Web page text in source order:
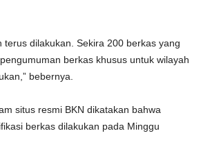
terus dilakukan. Sekira 200 berkas yang
berkas khusus untuk wilayah
bebernya.
situs resmi BKN dikatakan bahwa
berkas dilakukan pada Minggu